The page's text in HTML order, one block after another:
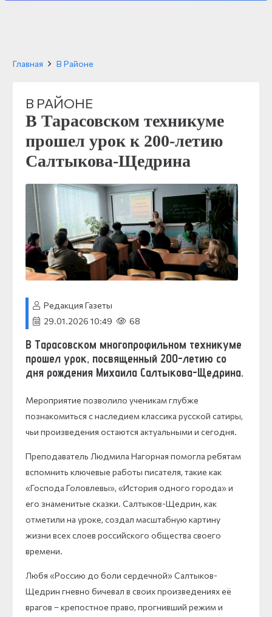
Главная В Районе
В РАЙОНЕ
В Тарасовском техникуме
прошел урок к 200-летию
Салтыкова-Щедрина
Редакция Газеты
29.01.2026 10:49
68
В Тарасовском многопрофильном техникуме
прошел урок, посвященный 200-летию со
дня рождения Михаила Салтыкова-Щедрина.
Мероприятие позволило ученикам глубже
познакомиться с наследием классика русской сатиры,
чьи произведения остаются актуальными и сегодня.
Преподаватель Людмила Нагорная помогла ребятам
вспомнить ключевые работы писателя, такие как
«Господа Головлевы», «История одного города» и
его знаменитые сказки. Салтыков-Щедрин, как
отметили на уроке, создал масштабную картину
жизни всех слоев российского общества своего
времени.
Любя «Россию до боли сердечной» Салтыков-
Щедрин гневно бичевал в своих произведениях её
врагов – крепостное право, прогнивший режим и